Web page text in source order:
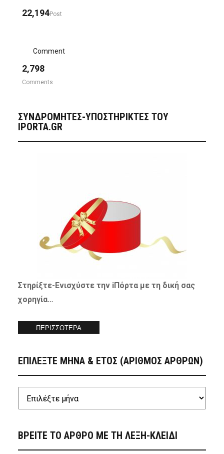
22,194Post
Comment
2,798
Comments
ΣΥΝΔΡΟΜΗΤΈΣ-ΥΠΟΣΤΗΡΙΚΤΈΣ ΤΟΥ
IPORTA.GR
Στηρίξτε-Ενισχύστετην iΠόρτα με τη δική σας
χορηγία…
ΠΕΡΙΣΣΟΤΕΡΑ
ΕΠΙΛΕΞΤΕ ΜΗΝΑ & ΕΤΟΣ (ΑΡΙΘΜΟΣ ΑΡΘΡΩΝ)
ΒΡΕΙΤΕ ΤΟ ΑΡΘΡΟ ΜΕ ΤΗ ΛΕΞΗ-ΚΛΕΙΔΙ